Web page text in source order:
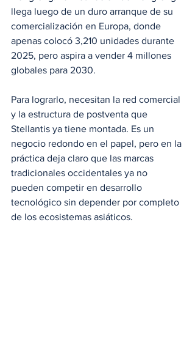
llega luego de un duro arranque de su
comercialización en Europa, donde
apenas colocó 3,210 unidades durante
2025, pero aspira a vender 4 millones
globales para 2030.
Para lograrlo, necesitan la red comercial
y la estructura de postventa que
Stellantis ya tiene montada. Es un
negocio redondo en el papel, pero en la
práctica deja claro que las marcas
tradicionales occidentales ya no
pueden competir en desarrollo
tecnológico sin depender por completo
de los ecosistemas asiáticos.